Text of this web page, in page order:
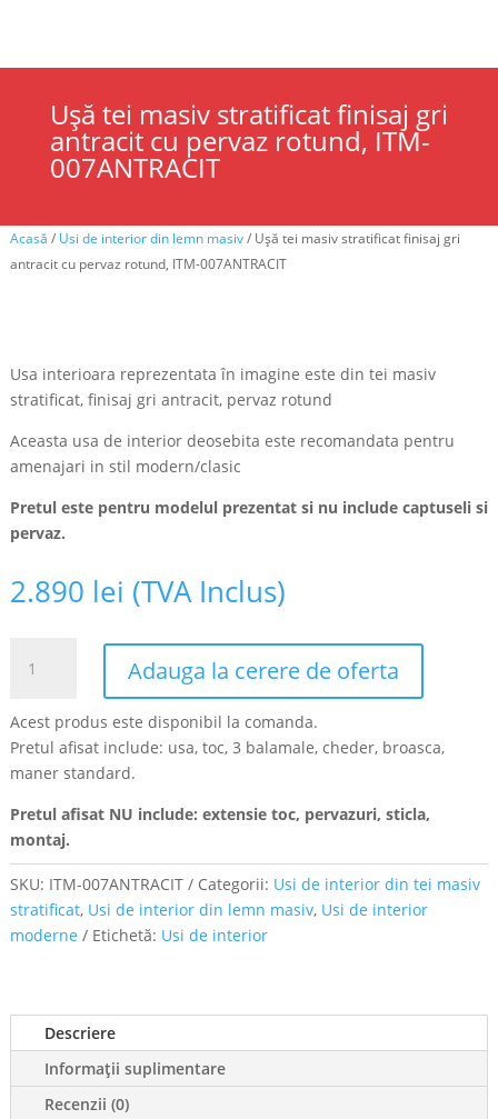
Ușă tei masiv stratificat finisaj gri
antracit cu pervaz rotund, ITM-
007ANTRACIT
Acasă / Usi de interior din lemn masiv/ Ușă tei masiv stratificat finisaj gri
antracit cu pervaz rotund, ITM-007ANTRACIT
Usa interioara reprezentata în imagine este din tei masiv
stratificat, finisaj gri antracit, pervaz rotund
Aceasta usa de interior deosebita este recomandata pentru
amenajari in stil modern/clasic
Pretul este pentru modelul prezentat si nu include captuseli si
pervaz.
2.890 lei (TVA Inclus)
Ușă
masiv
stratificat
finisaj
antracit
pervaz
rotund,
ITM-
Adauga la cerere de oferta
Acest produs este disponibil la comanda.
Pretul afisat include: usa, toc, 3 balamale, cheder, broasca,
maner standard.
Pretul afisat NU include: extensie toc, pervazuri, sticla,
montaj.
SKU: ITM-007ANTRACIT Categorii: Usi de interior din tei masiv
stratificat, Usi de interior din lemn masiv, Usi de interior
moderne
Etichetă: Usi de interior
Descriere
Informații suplimentare
Recenzii (0)